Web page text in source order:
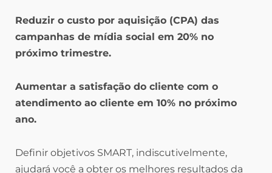
Reduzir o custo por aquisição (CPA) das
campanhas de mídia social em 20% no
próximo trimestre.
Aumentar a satisfação do cliente com o
atendimento ao cliente em 10% no próximo
ano.
Definir objetivos SMART, indiscutivelmente,
ajudará você a obter os melhores resultados da